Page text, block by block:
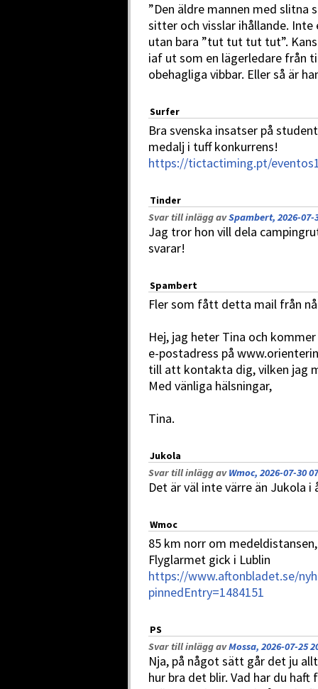
”Den äldre mannen med slitna
sitter och visslar ihållande.
utan bara ”tut tut tut tut”.
iaf ut som en lägerledare från
obehagliga vibbar. Eller så är
Surfer
Bra svenska insatser på
medalj i tuff konkurrens!
https://tictactiming.pt/
Tinder
Svar till inlägg avSpambert, 2026-07-
Jag tror hon vill dela
svarar!
Spambert
Fler som fått detta mail från
Hej, jag heter Tina och
e-postadress på
till att kontakta dig, vilken jag
Med vänliga hälsningar,
Tina.
Jukola
Svar till inlägg avWmoc, 2026-07-30
Det är väl inte värre än Jukola i
Wmoc
85 km norr om
Flyglarmet gick i Lublin
https://www.aftonbladet.se/
pinnedEntry=1484151
PS
Svar till inlägg avMossa, 2026-07-25
Nja, på något sätt går det ju
hur bra det blir. Vad har du